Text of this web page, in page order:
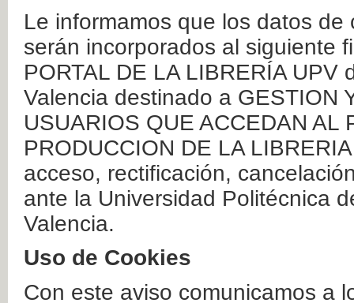
Le informamos que los datos
serán incorporados al siguiente
PORTAL DE LA LIBRERÍA
Valencia destinado a GESTION
USUARIOS QUE ACCEDAN AL
PRODUCCION DE LA
acceso, rectificación,
ante la Universidad Politécnica
Valencia.
Uso de Cookies
Con este aviso comunicamos a